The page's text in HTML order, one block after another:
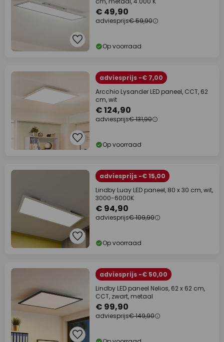
€ 49,90
adviesprijs€ 59,90
Op voorraad
adviesprijs -€ 7,00
Arcchio Lysander LED paneel, CCT, 62
cm, wit
€ 124,90
adviesprijs€ 131,90
Op voorraad
adviesprijs -€ 15,00
Lindby Luay LED paneel, 80 x 30 cm, wit,
3000-6000K
€ 94,90
adviesprijs€ 109,90
Op voorraad
adviesprijs -€ 50,00
Lindby LED paneel Nelios, 62 x 62 cm,
CCT, zwart, metaal
€ 99,90
adviesprijs€ 149,90